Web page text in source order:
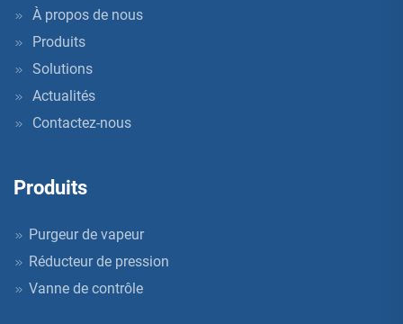
À propos de nous
Produits
Solutions
Actualités
Contactez-nous
Produits
Purgeur de vapeur
Réducteur de pression
Vanne de contrôle